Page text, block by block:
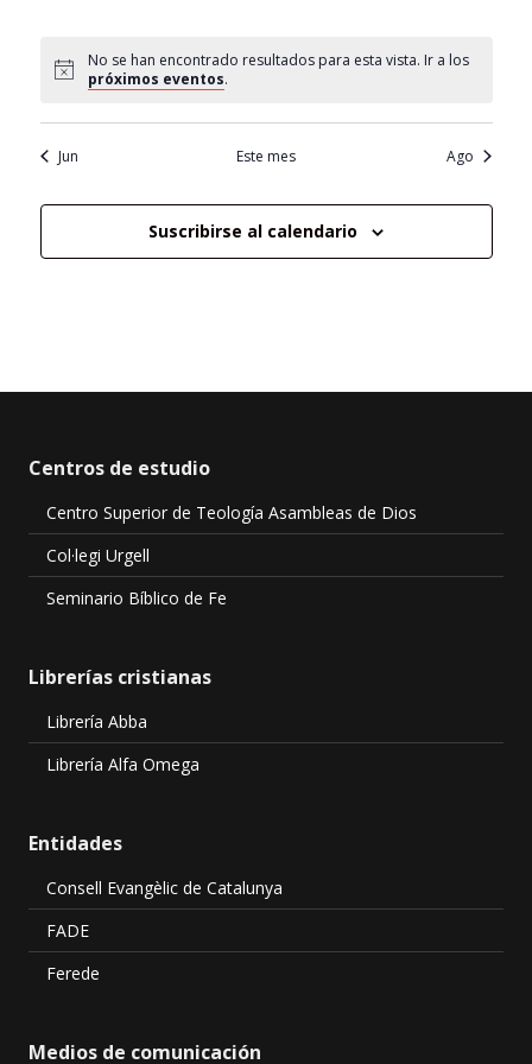
No se han encontrado resultados para esta vista. Ir a los
próximos eventos.
Jun Este mes Ago
Suscribirse al calendario
Centros de estudio
Centro Superior de Teología Asambleas de Dios
Col·legi Urgell
Seminario Bíblico de Fe
Librerías cristianas
Librería Abba
Librería Alfa Omega
Entidades
Consell Evangèlic de Catalunya
FADE
Ferede
Medios de comunicación